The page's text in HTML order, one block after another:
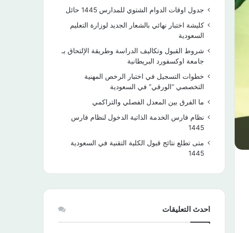
جدول اوقات الدوام الشتوي للمدارس 1445 حائل
كليشة اختبار نهائي بالشعار الجديد لوزارة التعليم
السعودية
شروط القبول وتكاليف الدراسة وطريقة الإلتحاق بـ
جامعة اوكسفورد البريطانية
خطوات التسجيل في اختبار الرخص المهنية
التخصصي “الورقي” في السعودية
ما الفرق بين المعدل الفصلي والتراكمي
نظام فارس الخدمة الذاتية الدخول لنظام فارس
1445
متى تطلع نتائج قبول الكلية التقنية في السعودية
1445
احدث التعليقات